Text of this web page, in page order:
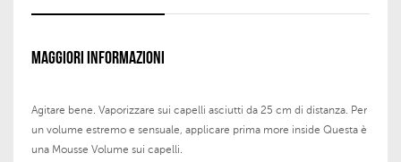
MAGGIORI INFORMAZIONI
Agitare bene. Vaporizzare sui capelli asciutti da 25 cm di distanza. Per
un volume estremo e sensuale, applicare prima more inside Questa è
una Mousse Volume sui capelli.